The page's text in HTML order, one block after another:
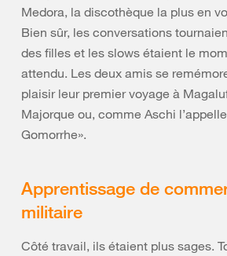
Medora, la discothèque la plus en
Bien sûr, les conversations
des filles et les slows étaient le
attendu. Les deux amis se
plaisir leur premier voyage à
Majorque ou, comme Aschi
Gomorrhe».
Apprentissage de
militaire
Côté travail, ils étaient plus sages.